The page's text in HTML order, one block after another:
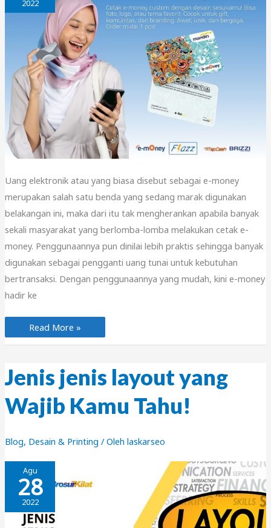
2022
Uang elektronik atau yang biasa disebut sebagai e-money
merupakan salah satu benda yang sedang marak digunakan
belakangan ini, maka dari itu tak mengherankan apabila banyak
sekali masyarakat yang berlomba-lomba melakukan cetak e-
money. Penggunaannya pun dinilai lebih praktis sehingga banyak
digunakan sebagai pengganti uang tunai untuk kebutuhan
bertransaksi. Dengan penggunaannya yang mudah, kini e-money
hadir ke
Pentingnya
Cetak
E-
Read More »
Jenis jenis layout yang
Wajib Kamu Tahu!
Blog, Desain & Printing / Oleh laskarseo
Agu
28
2022